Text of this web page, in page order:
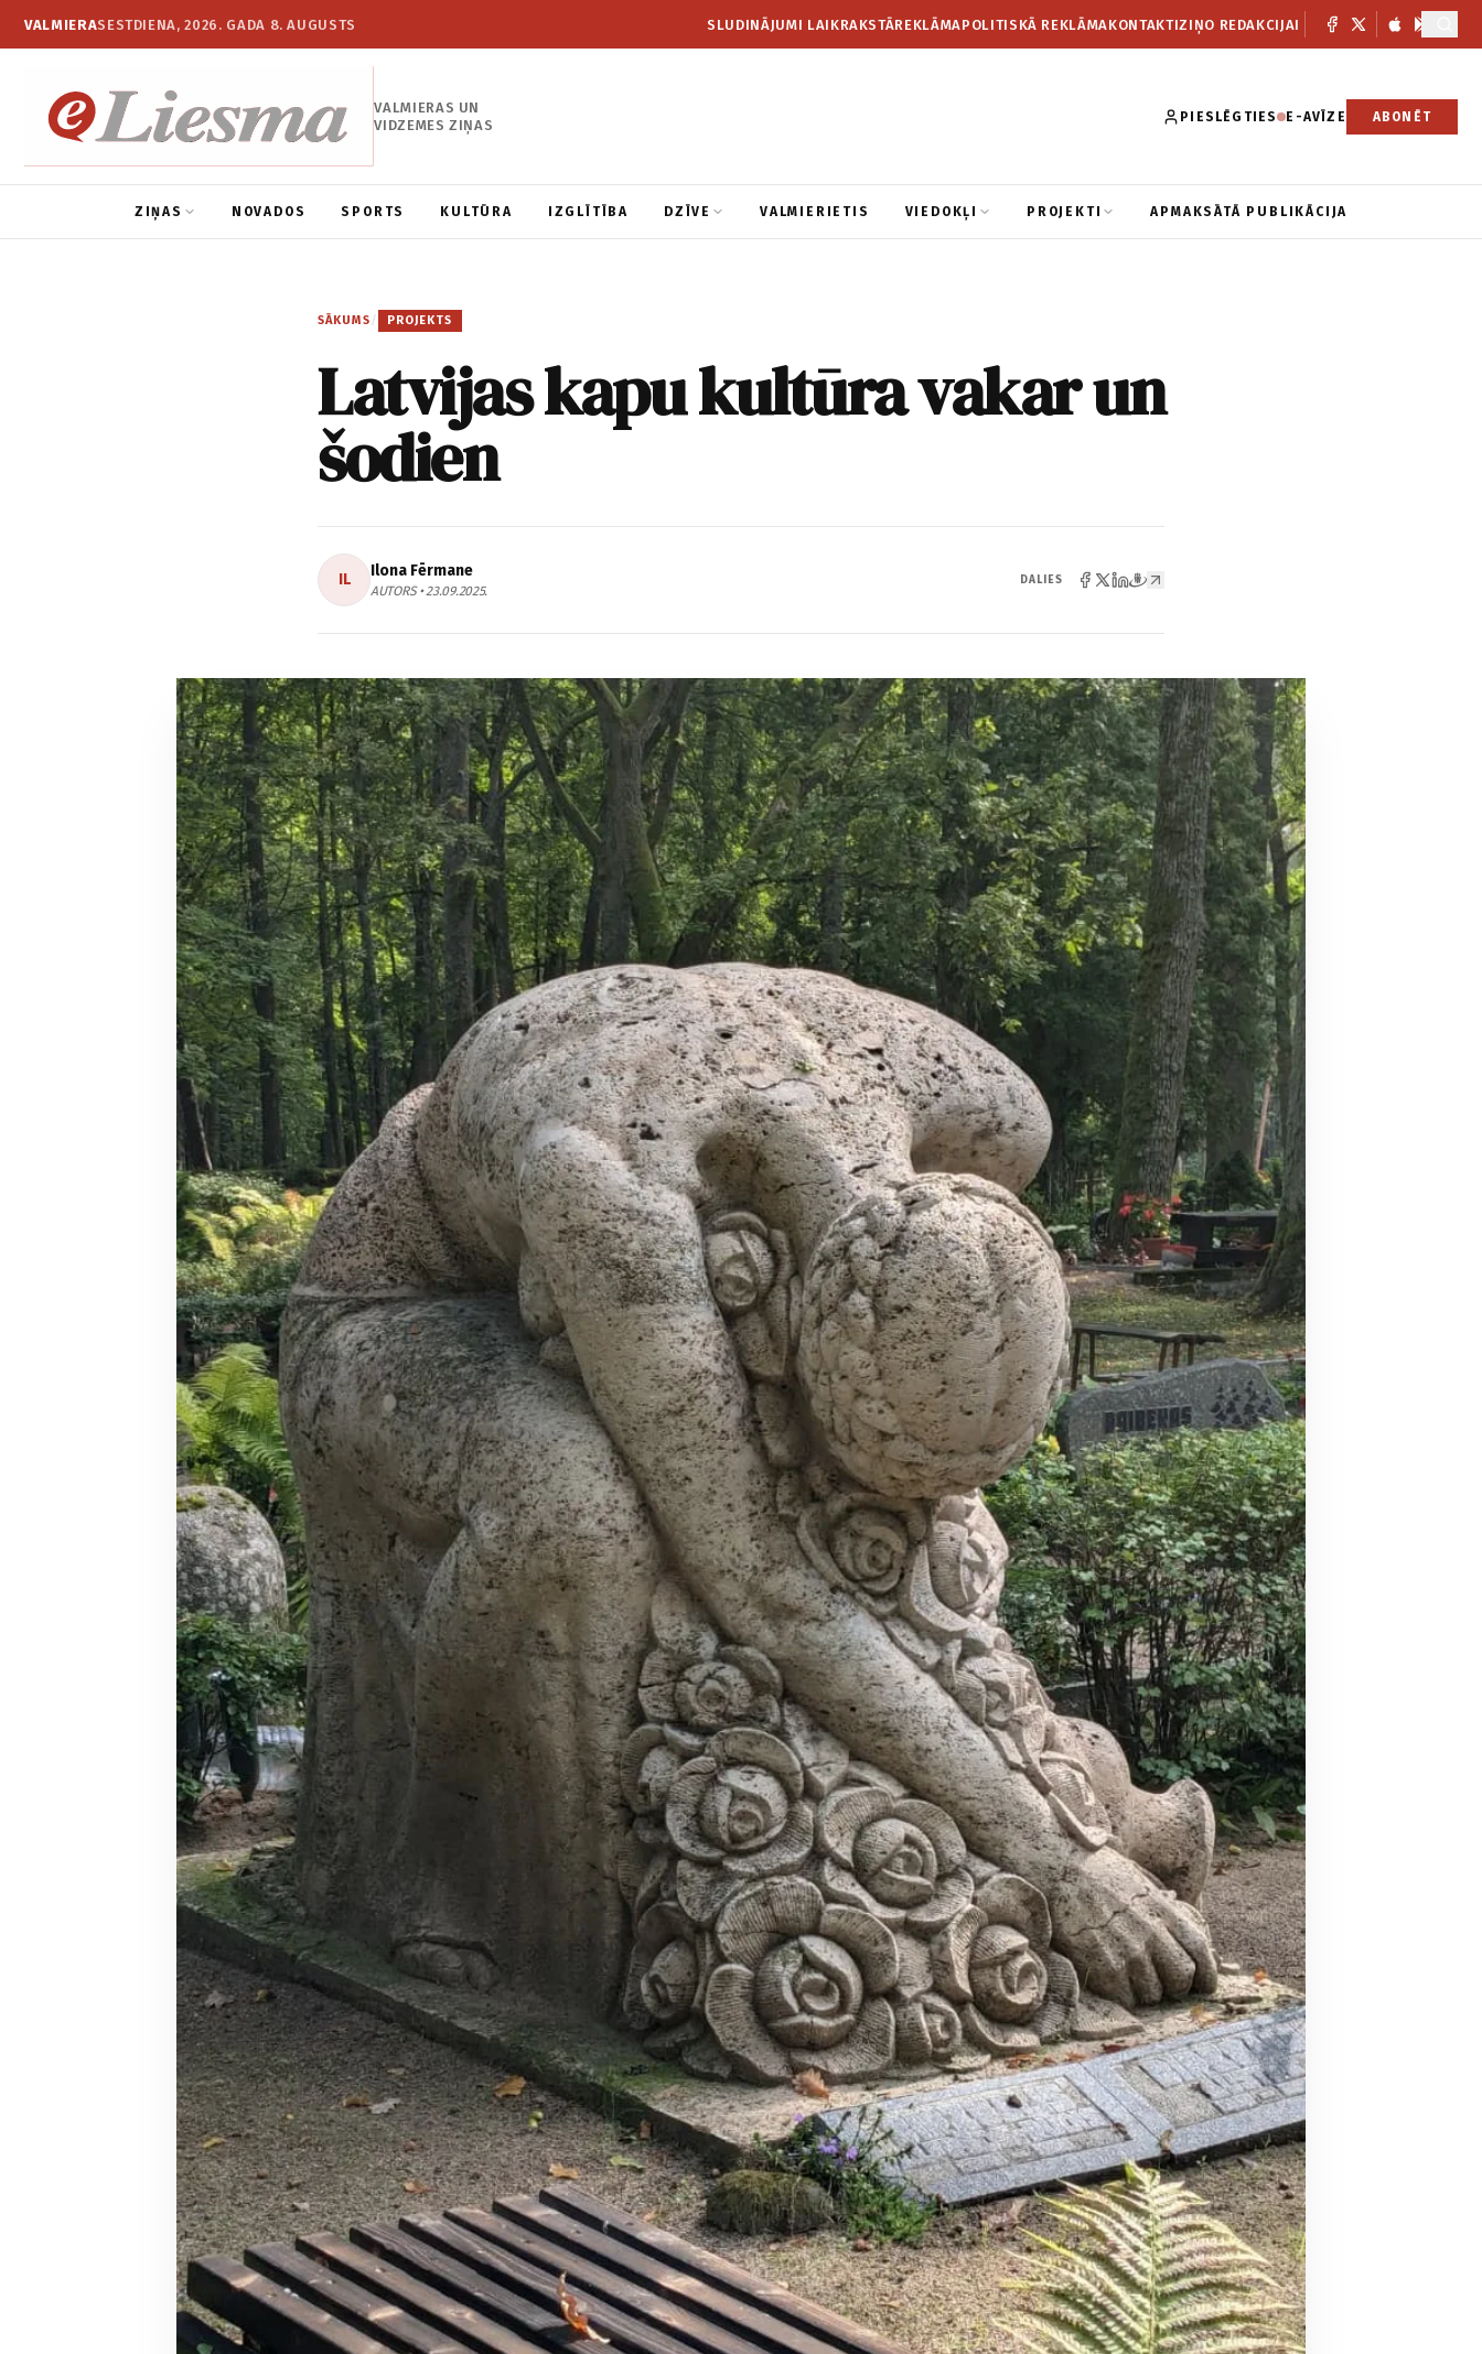
VALMIERASESTDIENA, 2026. GADA 8. AUGUSTS SLUDINĀJUMI LAIKRAKSTĀREKLĀMAPOLITISKĀ REKLĀMAKONTAKTIZIŅO REDAKCIJAI
VALMIERAS UN
VIDZEMES ZIŅAS
PIESLĒGTIES E-AVĪZE ABONĒT
ZIŅAS NOVADOS SPORTS KULTŪRA IZGLĪTĪBA DZĪVE VALMIERIETIS VIEDOKĻI PROJEKTI APMAKSĀTĀ PUBLIKĀCIJA
SĀKUMS / PROJEKTS
Latvijas kapu kultūra vakar un
šodien
IL Ilona Fērmane
AUTORS • 23.09.2025.
DALIES